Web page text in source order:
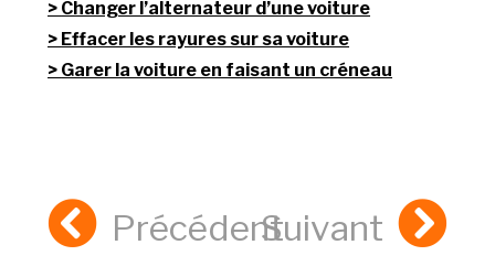
Changer l’alternateur d’une voiture
Effacer les rayures sur sa voiture
Garer la voiture en faisant un créneau
PrécédentSuivant